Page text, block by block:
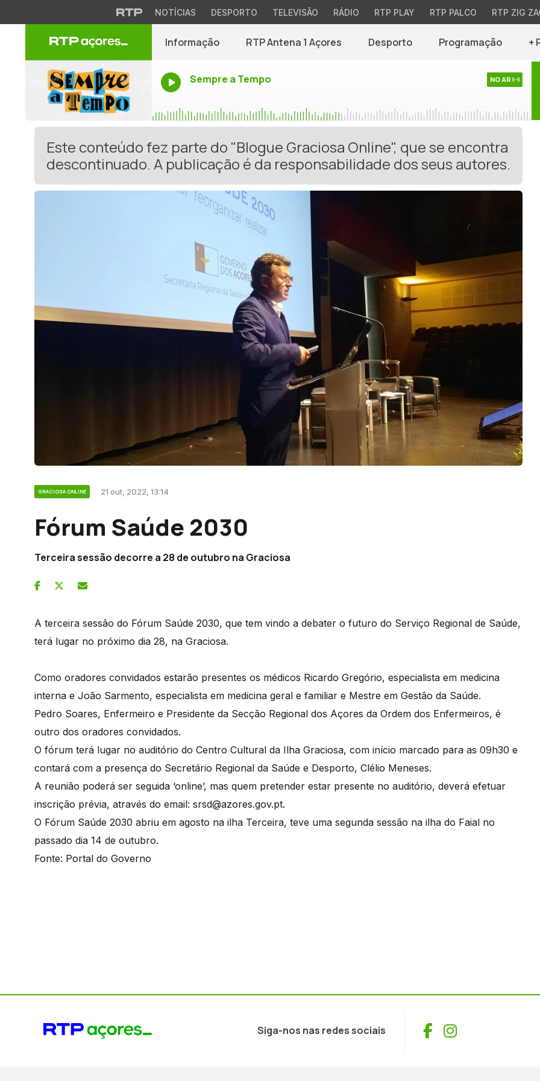
NOTÍCIAS DESPORTO TELEVISÃO RÁDIO RTP PLAY RTP PALCO RTP ZIG
Informação RTP Antena 1 Açores Desporto Programação +
Sempre a Tempo NO AR
Este conteúdo fez parte do "Blogue Graciosa Online", que se encontra
descontinuado. A publicação é da responsabilidade dos seus autores.
GRACIOSA ONLINE 21 out, 2022, 13:14
Fórum Saúde 2030
Terceira sessão decorre a 28 de outubro na Graciosa
A terceira sessão do Fórum Saúde 2030, que tem vindo a debater o futuro do Serviço Regional de Saúde,
terá lugar no próximo dia 28, na Graciosa.
Como oradores convidados estarão presentes os médicos Ricardo Gregório, especialista em medicina
interna e João Sarmento, especialista em medicina geral e familiar e Mestre em Gestão da Saúde.
Pedro Soares, Enfermeiro e Presidente da Secção Regional dos Açores da Ordem dos Enfermeiros, é
outro dos oradores convidados.
O fórum terá lugar no auditório do Centro Cultural da Ilha Graciosa, com início marcado para as 09h30 e
contará com a presença do Secretário Regional da Saúde e Desporto, Clélio Meneses.
A reunião poderá ser seguida ‘online’, mas quem pretender estar presente no auditório, deverá efetuar
inscrição prévia, através do email: srsd@azores.gov.pt.
O Fórum Saúde 2030 abriu em agosto na ilha Terceira, teve uma segunda sessão na ilha do Faial no
passado dia 14 de outubro.
Fonte: Portal do Governo
Siga-nos nas redes sociais Facebook
Instagram